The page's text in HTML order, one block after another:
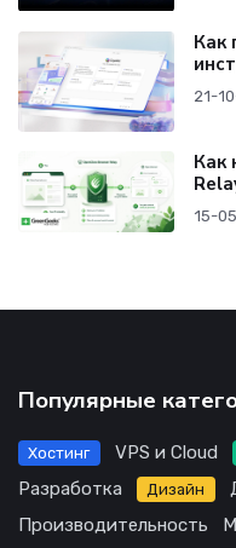
Как
21-
Как
15-
Популярные
Хостинг VPS и Cloud
Разработка
Дизайн
Производительность